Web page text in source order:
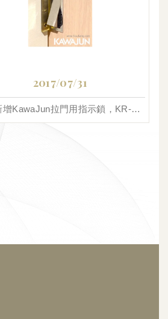
2017/07/31
本日新增KawaJun拉門用指示鎖，KR-01。